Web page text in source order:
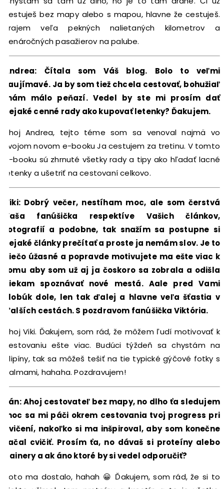
cestuješ bez mapy alebo s mapou, hlavne že cestuješ.
Prajem veľa pekných nalietaných kilometrov a
nenáročných pasažierov na palube.
Andrea: Čítala som Váš blog. Bolo to veľmi
zaujímavé. Ja by som tiež chcela cestovať, bohužiaľ
mám málo peňazí. Vedel by ste mi prosím dať
nejaké cenné rady ako kupovať letenky? Ďakujem.
Ahoj Andrea, tejto téme som sa venoval najmä vo
svojom novom e-booku Ja cestujem za tretinu. V tomto
e-booku sú zhrnuté všetky rady a tipy ako hľadať lacné
letenky a ušetriť na cestovaní celkovo.
Viki: Dobrý večer, nestíham moc, ale som čerstvá
Vaša fanúšička respektíve Vašich článkov,
fotografií a podobne, tak snažím sa postupne si
nejaké články prečítať a proste ja nemám slov. Je to
niečo úžasné a popravde motivujete ma ešte viac k
tomu aby som už aj ja čoskoro sa zobrala a odišla
niekam spoznávať nové mestá. Aale pred Vami
klobúk dole, len tak ďalej a hlavne veľa šťastia v
ďalších cestách. S pozdravom fanúšička Viktória.
Ahoj Viki. Ďakujem, som rád, že môžem ľudí motivovať k
cestovaniu ešte viac. Budúci týždeň sa chystám na
Filipíny, tak sa môžeš tešiť na tie typické gýčové fotky s
palmami, hahaha. Pozdravujem!
Ján: Ahoj cestovateľ bez mapy, no dlho ťa sledujem
moc sa mi páči okrem cestovania tvoj progress pri
cvičení, nakoľko si ma inšpiroval, aby som konečne
začal cvičiť. Prosím ťa, no dávaš si proteíny alebo
gainery a ak áno ktoré by si vedel odporučiť?
Toto ma dostalo, hahah 😀 Ďakujem, som rád, že si to